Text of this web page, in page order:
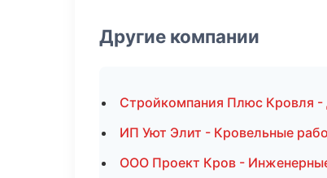
Другие компании
Стройкомпания Плюс Кровля
ИП Уют Элит - Кровельные
ООО Проект Кров -